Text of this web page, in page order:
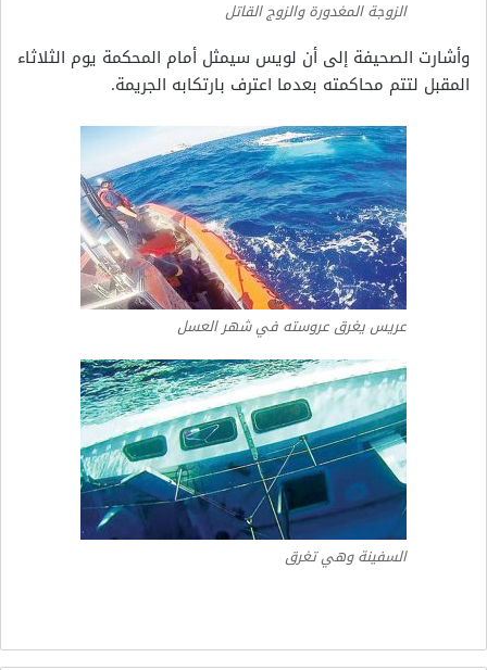
الزوجة المغدورة والزوج القاتل
وأشارت الصحيفة إلى أن لويس سيمثل أمام المحكمة يوم الثلاثاء
المقبل لتتم محاكمته بعدما اعترف بارتكابه الجريمة.
عريس يغرق عروسته في شهر العسل
السفينة وهي تغرق